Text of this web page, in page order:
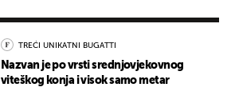
TREĆI UNIKATNI BUGATTI
Nazvan je po vrsti srednjovjekovnog
viteškog konja i visok samo metar